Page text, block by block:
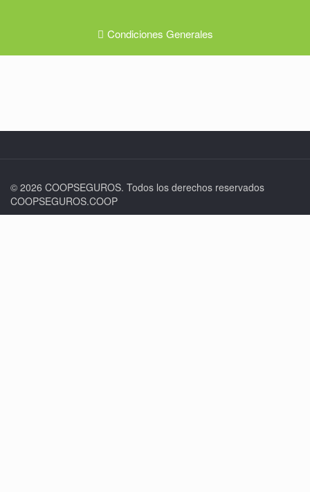
Condiciones Generales
© 2026 COOPSEGUROS. Todos los derechos reservados
COOPSEGUROS.COOP